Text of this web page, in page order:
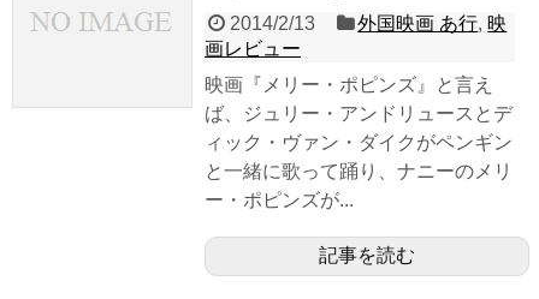
2014/2/13 外国映画 あ行, 映
画レビュー
映画『メリー・ポピンズ』と言え
ば、ジュリー・アンドリュースとデ
ィック・ヴァン・ダイクがペンギン
と一緒に歌って踊り、ナニーのメリ
ー・ポピンズが...
記事を読む